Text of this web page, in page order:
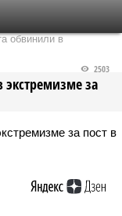
обвинили в
экстремизме за
2503